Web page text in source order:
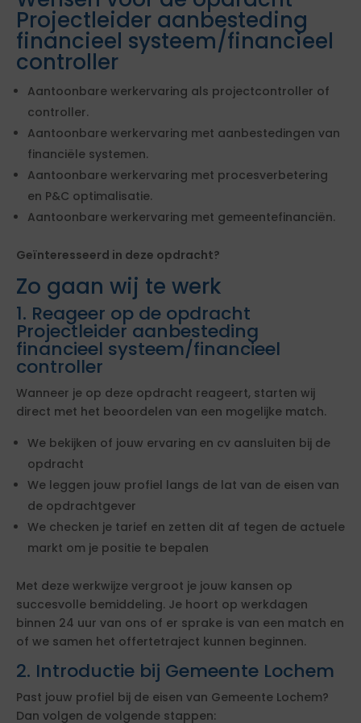
Projectleider aanbesteding
financieel systeem/financieel
controller
Aantoonbare werkervaring als projectcontroller of
controller.
Aantoonbare werkervaring met aanbestedingen van
financiële systemen.
Aantoonbare werkervaring met procesverbetering
en P&C optimalisatie.
Aantoonbare werkervaring met gemeentefinanciën.
Geïnteresseerd in deze opdracht?
Zo gaan wij te werk
1. Reageer op de opdracht
Projectleider aanbesteding
financieel systeem/financieel
controller
Wanneer je op deze opdracht reageert, starten wij
direct met het beoordelen van een mogelijke match.
We bekijken of jouw ervaring en cv aansluiten bij de
opdracht
We leggen jouw profiel langs de lat van de eisen van
de opdrachtgever
We checken je tarief en zetten dit af tegen de actuele
markt om je positie te bepalen
Met deze werkwijze vergroot je jouw kansen op
succesvolle bemiddeling. Je hoort op werkdagen
binnen 24 uur van ons of er sprake is van een match en
of we samen het offertetraject kunnen beginnen.
2. Introductie bij Gemeente Lochem
Past jouw profiel bij de eisen van Gemeente Lochem?
Dan volgen de volgende stappen: